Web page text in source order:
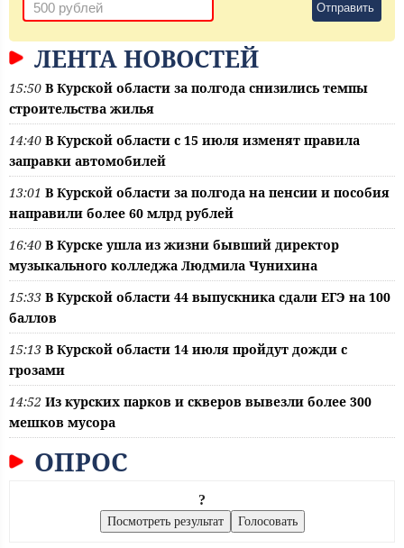
Отправить
ЛЕНТА НОВОСТЕЙ
15:50 В Курской области за полгода снизились темпы
строительства жилья
14:40 В Курской области с 15 июля изменят правила
заправки автомобилей
13:01 В Курской области за полгода на пенсии и пособия
направили более 60 млрд рублей
16:40 В Курске ушла из жизни бывший директор
музыкального колледжа Людмила Чунихина
15:33 В Курской области 44 выпускника сдали ЕГЭ на 100
баллов
15:13 В Курской области 14 июля пройдут дожди с
грозами
14:52 Из курских парков и скверов вывезли более 300
мешков мусора
ОПРОС
?